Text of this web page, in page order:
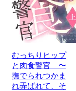
むっちりヒップ
と肉食警官 〜
撫でられつかま
れ弄ばれて、そ